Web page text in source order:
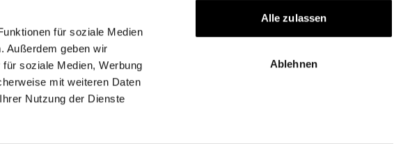
für soziale Medien
Außerdem geben wir
soziale Medien, Werbung
mit weiteren Daten
Nutzung der Dienste
Alle zulassen
Ablehnen